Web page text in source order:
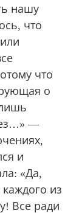
нашу
что
что
о
—
и
«Да,
из
Все ради